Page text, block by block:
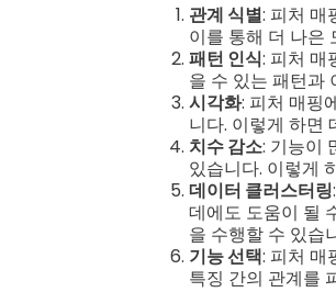
관계 식별: 피처 매
이를 통해 더 나은
패턴 인식: 피처 매
을 수 있는 패턴과
시각화: 피처 매핑
니다. 이렇게 하면
치수 감소: 기능이
있습니다. 이렇게
데이터 클러스터링
데에도 도움이 될
을 수행할 수 있습
기능 선택: 피처 매
특징 간의 관계를